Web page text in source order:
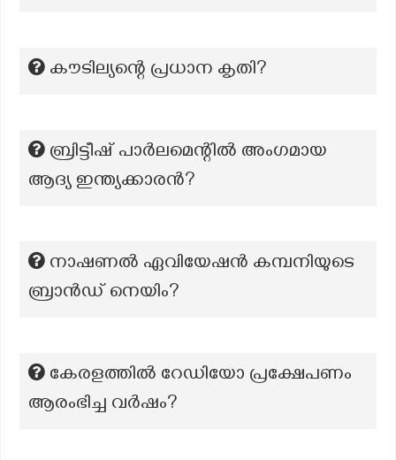
കൗടില്യന്റെ പ്രധാന കൃതി?
ബ്രിട്ടീഷ് പാർലമെന്റിൽ അംഗമായ
ആദ്യ ഇന്ത്യക്കാരൻ?
നാഷണൽ ഏവിയേഷൻ കമ്പനിയുടെ
ബ്രാൻഡ് നെയിം?
കേരളത്തിൽ റേഡിയോ പ്രക്ഷേപണം
ആരംഭിച്ച വർഷം?